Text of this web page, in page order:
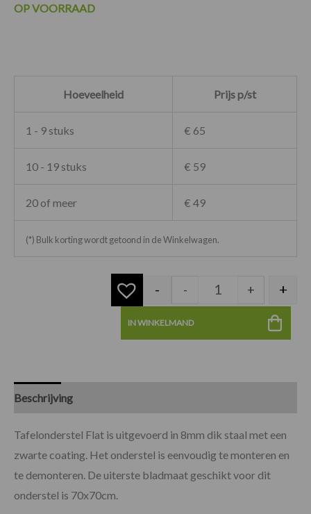
OP VOORRAAD
Hoeveelheid Prijs p/st
1 - 9 stuks € 65
10 - 19 stuks € 59
20 of meer € 49
(*) Bulk korting wordt getoond in de Winkelwagen.
- - + +
IN WINKELMAND
Beschrijving
Tafelonderstel Flat is uitgevoerd in 8mm dik staal met een
zwarte coating. Het onderstel is eenvoudig te monteren en
te demonteren. De uiterste bladmaat geschikt voor dit
onderstel is 70x70cm.